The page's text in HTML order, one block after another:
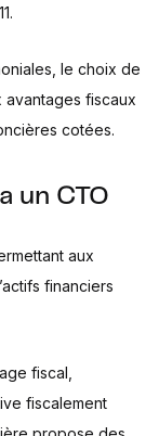
le choix de
avantages fiscaux
cotées.
un CTO
aux
financiers
fiscal,
fiscalement